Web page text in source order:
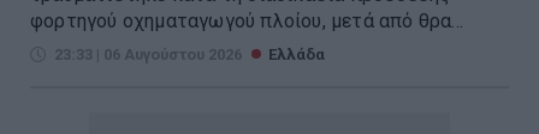
φορτηγού οχηματαγωγού πλοίου, μετά από θρα...
23:33 | 06 Αυγούστου 2026 Ελλάδα